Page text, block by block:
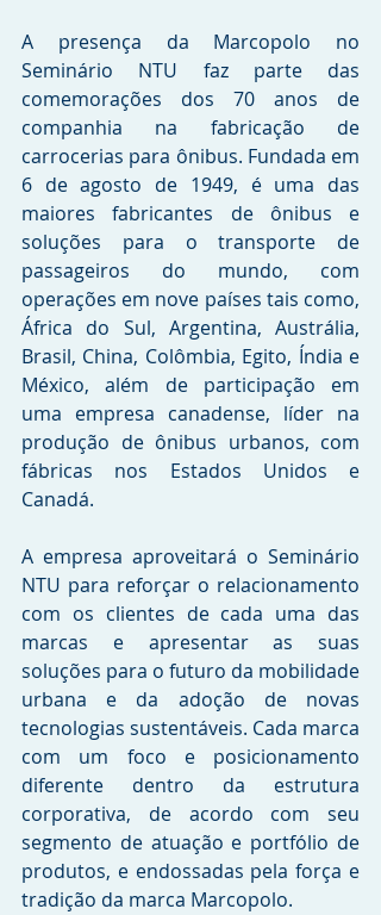
A presença da Marcopolo no
Seminário NTU faz parte das
comemorações dos 70 anos de
companhia na fabricação de
carrocerias para ônibus. Fundada em
6 de agosto de 1949, é uma das
maiores fabricantes de ônibus e
soluções para o transporte de
passageiros do mundo, com
operações em nove países tais como,
África do Sul, Argentina, Austrália,
Brasil, China, Colômbia, Egito, Índia e
México, além de participação em
uma empresa canadense, líder na
produção de ônibus urbanos, com
fábricas nos Estados Unidos e
Canadá.
A empresa aproveitará o Seminário
NTU para reforçar o relacionamento
com os clientes de cada uma das
marcas e apresentar as suas
soluções para o futuro da mobilidade
urbana e da adoção de novas
tecnologias sustentáveis. Cada marca
com um foco e posicionamento
diferente dentro da estrutura
corporativa, de acordo com seu
segmento de atuação e portfólio de
produtos, e endossadas pela força e
tradição da marca Marcopolo.